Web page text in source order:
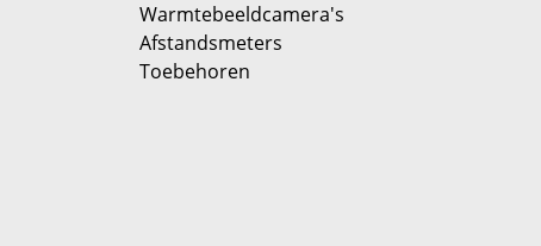
Warmtebeeldcamera's
Afstandsmeters
Toebehoren